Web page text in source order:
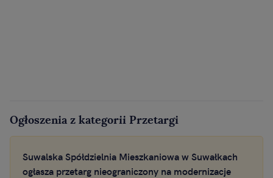
Ogłoszenia z kategorii Przetargi
Suwalska Spółdzielnia Mieszkaniowa w Suwałkach
ogłasza przetarg nieograniczony na modernizacje